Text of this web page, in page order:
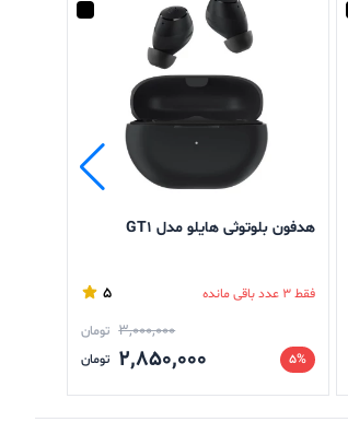
هدفون بلوتوثی هایلو مدل GT1
فقط 3 عدد باقی مانده
5
3,000,000 تومان
5%
2,850,000 تومان